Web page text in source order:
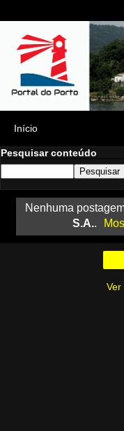
Pesquisar conteúdo
Nenhuma
S.A..
Ver